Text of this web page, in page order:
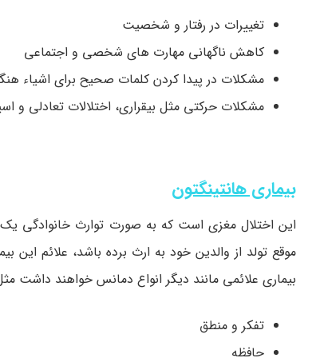
تغییرات در رفتار و شخصیت
کاهش ناگهانی مهارت­ های شخصی و اجتماعی
مشکلات در پیدا کردن کلمات صحیح برای اشیاء
مشکلات حرکتی مثل بیقراری، اختلالات تعادلی و
بیماری هانتینگتون
این اختلال مغزی است که به صورت توارث خانوادگی
بیماری علائمی مانند دیگر انواع دمانس خواهند داشت
تفکر و منطق
حافظه